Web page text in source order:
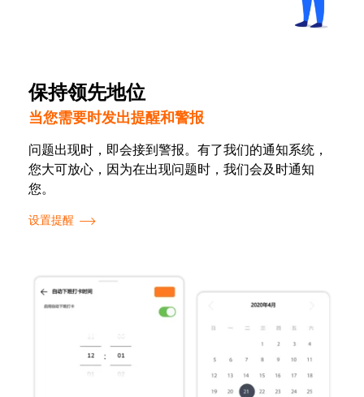
保持领先地位
当您需要时发出提醒和警报
问题出现时，即会接到警报。有了我们的通知系统，
您大可放心，因为在出现问题时，我们会及时通知
您。
设置提醒